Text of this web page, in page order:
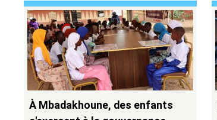
À Mbadakhoune, des enfants